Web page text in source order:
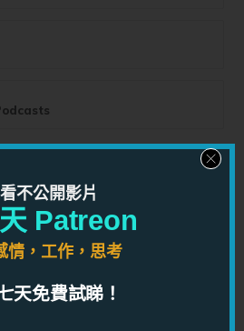
不公開影片
Patreon
情，工作，思考
天免費試睇！